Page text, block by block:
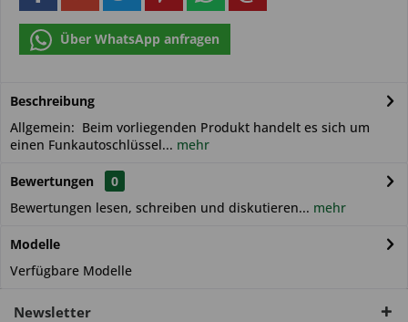
Über WhatsApp anfragen
Beschreibung
Allgemein: Beim vorliegenden Produkt handelt es sich um
einen Funkautoschlüssel... mehr
Bewertungen
0
Bewertungen lesen, schreiben und diskutieren... mehr
Modelle
Verfügbare Modelle
Newsletter